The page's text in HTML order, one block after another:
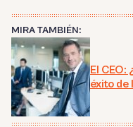
MIRA TAMBIÉN:
El
éxito